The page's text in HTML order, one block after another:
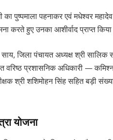
पुष्पमाला पहनाकर एवं मधेश्वर
करते हुए उनका आशीर्वाद प्राप्त
जिला पंचायत अध्यक्ष श्री सालिक
प्रशासनिक अधिकारी —
श्री शशिमोहन सिंह सहित बड़ी
योजना